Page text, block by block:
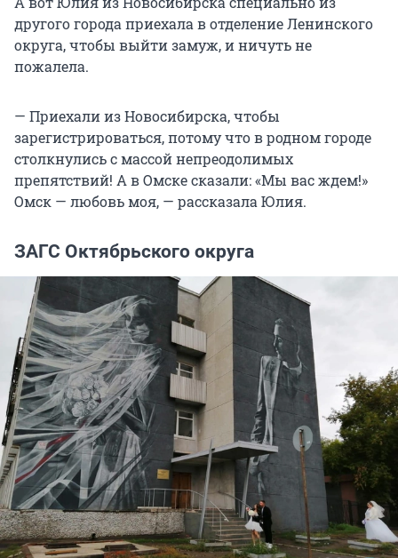
другого города приехала в отделение Ленинского
округа, чтобы выйти замуж, и ничуть не
пожалела.
— Приехали из Новосибирска, чтобы
зарегистрироваться, потому что в родном городе
столкнулись с массой непреодолимых
препятствий! А в Омске сказали: «Мы вас ждем!»
Омск — любовь моя, — рассказала Юлия.
ЗАГС Октябрьского округа